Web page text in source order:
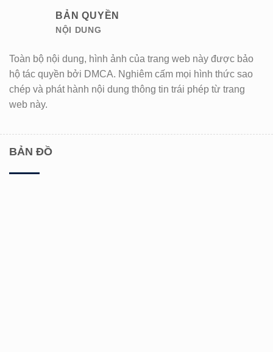
BẢN QUYỀN
NỘI DUNG
Toàn bộ nội dung, hình ảnh của trang web này được bảo
hộ tác quyền bởi DMCA. Nghiêm cấm mọi hình thức sao
chép và phát hành nội dung thông tin trái phép từ trang
web này.
BẢN ĐỒ